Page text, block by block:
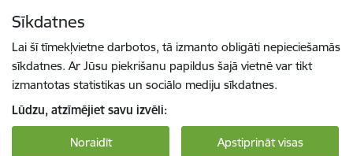
Sīkdatnes
Lai šī tīmekļvietne darbotos, tā izmanto obligāti nepieciešamās
sīkdatnes. Ar Jūsu piekrišanu papildus šajā vietnē var tikt
izmantotas statistikas un sociālo mediju sīkdatnes.
Lūdzu, atzīmējiet savu izvēli:
Noraidīt Apstiprināt visas